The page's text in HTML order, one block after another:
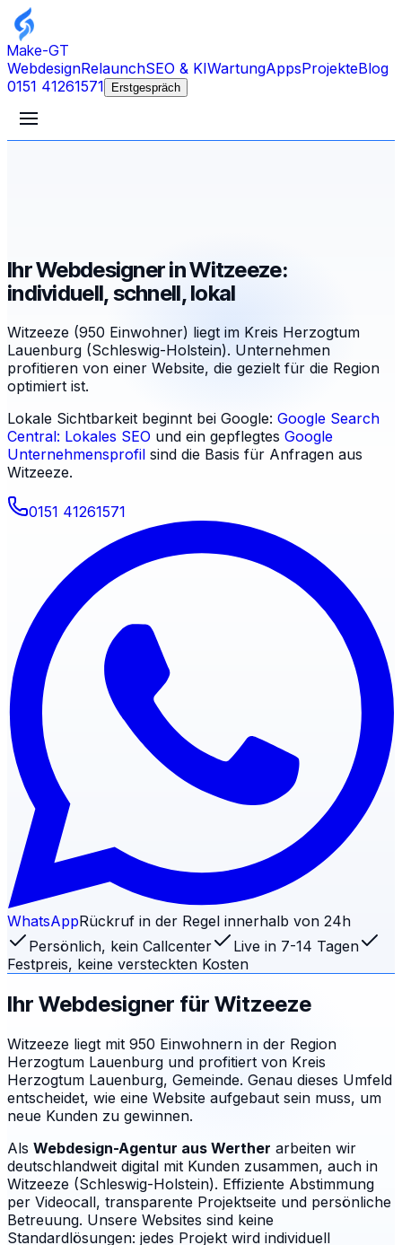
Make-GT
WebdesignRelaunchSEO & KIWartungAppsProjekteBlog
0151 41261571
Erstgespräch
Ihr Webdesigner in Witzeeze:
individuell, schnell, lokal
Witzeeze (950 Einwohner) liegt im Kreis Herzogtum
Lauenburg (Schleswig-Holstein). Unternehmen
profitieren von einer Website, die gezielt für die Region
optimiert ist.
Lokale Sichtbarkeit beginnt bei Google: Google Search
Central: Lokales SEO und ein gepflegtes Google
Unternehmensprofil sind die Basis für Anfragen aus
Witzeeze.
0151 41261571
WhatsAppRückruf in der Regel innerhalb von 24h
Persönlich, kein Callcenter
Live in 7-14 Tagen
Festpreis, keine versteckten Kosten
Ihr Webdesigner für Witzeeze
Witzeeze liegt mit 950 Einwohnern in der Region
Herzogtum Lauenburg und profitiert von Kreis
Herzogtum Lauenburg, Gemeinde. Genau dieses Umfeld
entscheidet, wie eine Website aufgebaut sein muss, um
neue Kunden zu gewinnen.
Als Webdesign-Agentur aus Werther arbeiten wir
deutschlandweit digital mit Kunden zusammen, auch in
Witzeeze (Schleswig-Holstein). Effiziente Abstimmung
per Videocall, transparente Projektseite und persönliche
Betreuung. Unsere Websites sind keine
Standardlösungen: jedes Projekt wird individuell